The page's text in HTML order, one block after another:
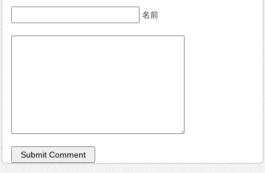
名前